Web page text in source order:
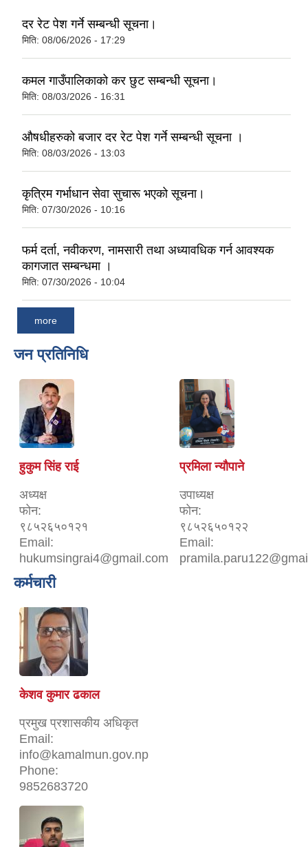
दर रेट पेश गर्ने सम्बन्धी सूचना।
मिति: 08/06/2026 - 17:29
कमल गाउँपालिकाको कर छुट सम्बन्धी सूचना।
मिति: 08/03/2026 - 16:31
औषधीहरुको बजार दर रेट पेश गर्ने सम्बन्धी सूचना ।
मिति: 08/03/2026 - 13:03
कृत्रिम गर्भाधान सेवा सुचारू भएको सूचना।
मिति: 07/30/2026 - 10:16
फर्म दर्ता, नवीकरण, नामसारी तथा अध्यावधिक गर्न आवश्यक
कागजात सम्बन्धमा ।
मिति: 07/30/2026 - 10:04
more
जन प्रतिनिधि
हुकुम सिंह राई
अध्यक्ष
फोन:
९८५२६५०१२१
Email:
hukumsingrai4@gmail.com
प्रमिला न्यौपाने
उपाध्यक्ष
फोन:
९८५२६५०१२२
Email:
कर्मचारी
केशव कुमार ढकाल
प्रमुख प्रशासकीय अधिकृत
Email:
info@kamalmun.gov.np
Phone:
9852683720